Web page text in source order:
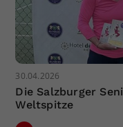
30.04.2026
Die Salzburger
Weltspitze